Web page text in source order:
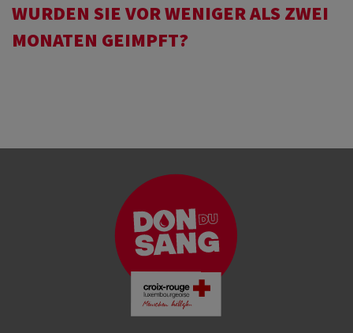
WURDEN SIE VOR WENIGER ALS ZWEI
MONATEN GEIMPFT?